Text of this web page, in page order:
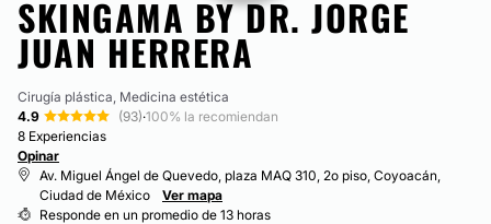
SKINGAMA BY DR. JORGE
JUAN HERRERA
Cirugía plástica, Medicina estética
4.9
(93)·100% la recomiendan
8 Experiencias
Opinar
Av. Miguel Ángel de Quevedo, plaza MAQ 310, 2o piso, Coyoacán,
Ciudad de México
Ver mapa
Responde en un promedio de 13 horas